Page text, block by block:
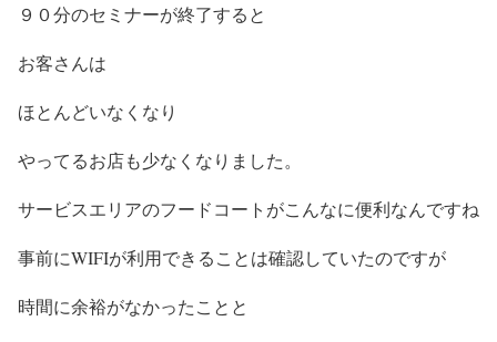
９０分のセミナーが終了すると
お客さんは
ほとんどいなくなり
やってるお店も少なくなりました。
サービスエリアのフードコートがこんなに便利なんですね
事前にWIFIが利用できることは確認していたのですが
時間に余裕がなかったことと